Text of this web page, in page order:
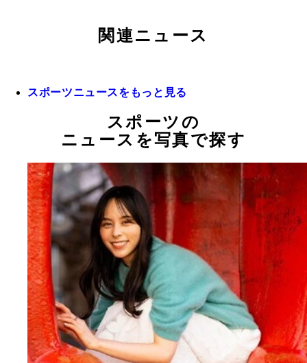
関連ニュース
スポーツニュースをもっと見る
スポーツの
ニュースを写真で探す